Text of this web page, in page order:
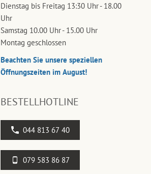
Dienstag bis Freitag 13:30 Uhr - 18.00
Uhr
Samstag 10.00 Uhr - 15.00 Uhr
Montag geschlossen
Beachten Sie unsere speziellen
Öffnungszeiten im August!
BESTELLHOTLINE
044 813 67 40
079 583 86 87